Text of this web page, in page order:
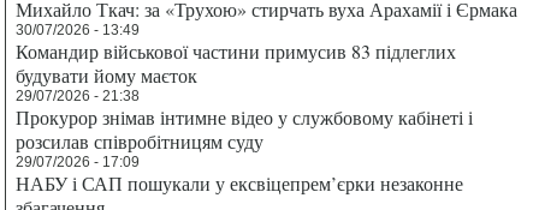
Михайло Ткач: за «Трухою» стирчать вуха Арахамії і Єрмака
30/07/2026 - 13:49
Командир військової частини примусив 83 підлеглих
будувати йому маєток
29/07/2026 - 21:38
Прокурор знімав інтимне відео у службовому кабінеті і
розсилав співробітницям суду
29/07/2026 - 17:09
НАБУ і САП пошукали у ексвіцепрем’єрки незаконне